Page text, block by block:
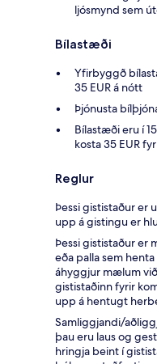
ljósmynd sem
Bílastæði
Yfirbyggð
35 EUR á nótt
Þjónusta
Bílastæði eru í
kosta 35 EUR
Reglur
Þessi gististaður er
upp á gistingu er
Þessi gististaður er
eða palla sem
áhyggjur mælum
gististaðinn fyrir
upp á hentugt
Samliggjandi/
þau eru laus og
hringja beint í